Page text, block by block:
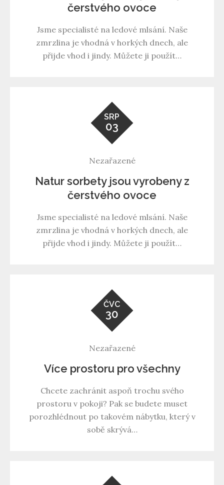
čerstvého ovoce
Jsme specialisté na ledové mlsání. Naše
zmrzlina je vhodná v horkých dnech, ale
přijde vhod i jindy. Můžete ji použít…
SRP
03
Nezařazené
Natur sorbety jsou vyrobeny z
čerstvého ovoce
Jsme specialisté na ledové mlsání. Naše
zmrzlina je vhodná v horkých dnech, ale
přijde vhod i jindy. Můžete ji použít…
ČVC
30
Nezařazené
Více prostoru pro všechny
Chcete zachránit aspoň trochu svého
prostoru v pokoji? Pak se budete muset
porozhlédnout po takovém nábytku, který v
sobě skrývá…